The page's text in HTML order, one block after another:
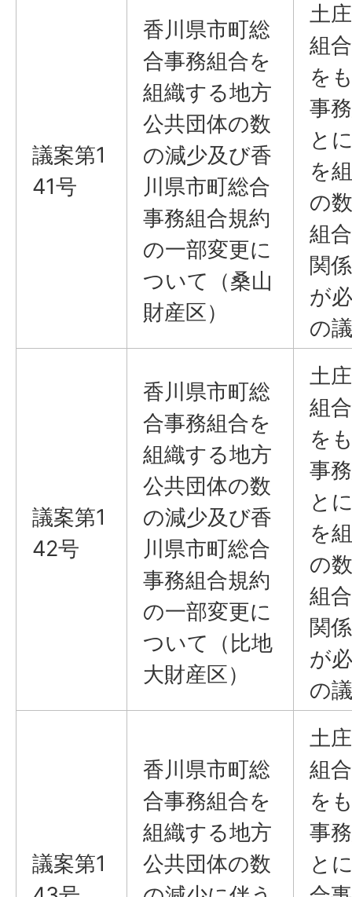
議案第1
41号
香川県市町総
合事務組合を
組織する地方
公共団体の数
の減少及び香
川県市町総合
事務組合規約
の一部変更に
ついて（桑山
財産区）
土
組
を
事
と
を
の
組
関
が
の
議案第1
42号
香川県市町総
合事務組合を
組織する地方
公共団体の数
の減少及び香
川県市町総合
事務組合規約
の一部変更に
ついて（比地
大財産区）
土
組
を
事
と
を
の
組
関
が
の
議案第1
香川県市町総
合事務組合を
組織する地方
公共団体の数
土
組
を
事
と